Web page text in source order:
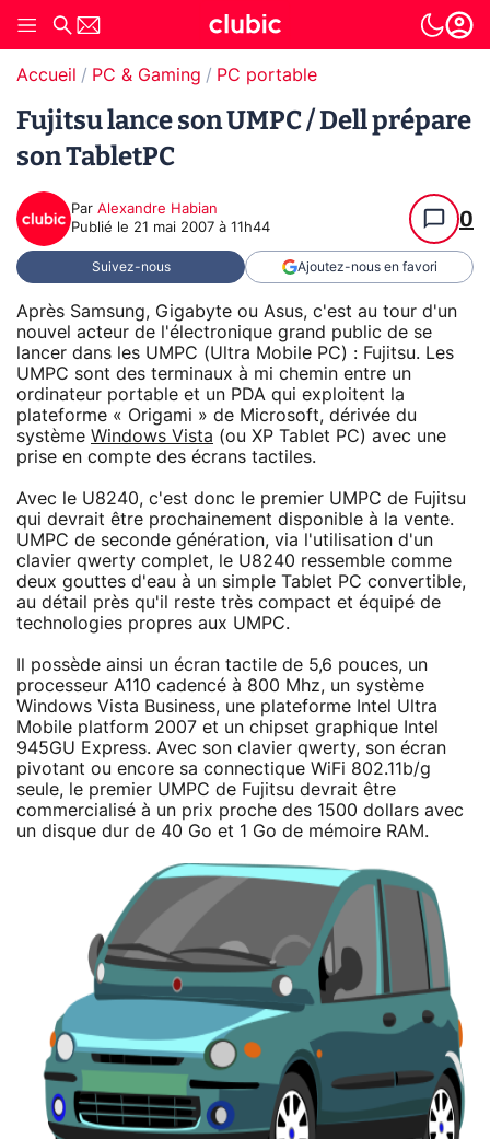
Accueil PC & Gaming PC portable
Fujitsu lance son UMPC / Dell prépare
son TabletPC
Par Alexandre Habian
Publié le 21 mai 2007 à 11h44 0
Suivez-nous Ajoutez-nous en favori
Après Samsung, Gigabyte ou Asus, c'est au tour d'un
nouvel acteur de l'électronique grand public de se
lancer dans les UMPC (Ultra Mobile PC) : Fujitsu. Les
UMPC sont des terminaux à mi chemin entre un
ordinateur portable et un PDA qui exploitent la
plateforme « Origami » de Microsoft, dérivée du
système Windows Vista (ou XP Tablet PC) avec une
prise en compte des écrans tactiles.
Avec le U8240, c'est donc le premier UMPC de Fujitsu
qui devrait être prochainement disponible à la vente.
UMPC de seconde génération, via l'utilisation d'un
clavier qwerty complet, le U8240 ressemble comme
deux gouttes d'eau à un simple Tablet PC convertible,
au détail près qu'il reste très compact et équipé de
technologies propres aux UMPC.
Il possède ainsi un écran tactile de 5,6 pouces, un
processeur A110 cadencé à 800 Mhz, un système
Windows Vista Business, une plateforme Intel Ultra
Mobile platform 2007 et un chipset graphique Intel
945GU Express. Avec son clavier qwerty, son écran
pivotant ou encore sa connectique WiFi 802.11b/g
seule, le premier UMPC de Fujitsu devrait être
commercialisé à un prix proche des 1500 dollars avec
un disque dur de 40 Go et 1 Go de mémoire RAM.